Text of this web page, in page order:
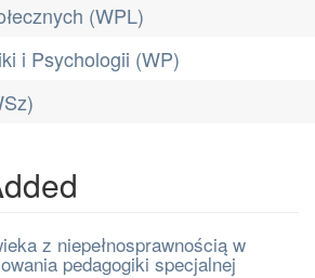
(WPL)
i Psychologii (WP)
z niepełnosprawnością w
pedagogiki specjalnej